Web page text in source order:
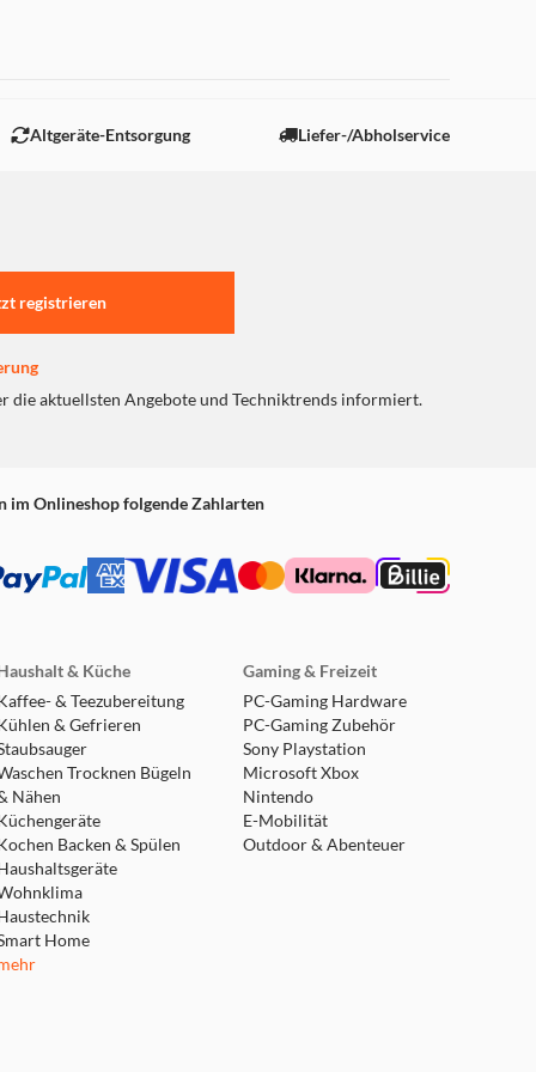
Bass und klare
Technologie AI
für unsere
Boost weitere
wir mühelos zwei
verbinden, um mehr
Nein? Ob du es
Zusätzlich zu unserem
Höhe von 1 m auf
Beeindrucke sie
1,5 Meter tiefes
zurücklegen – koste es
Altgeräte-Entsorgung Liefer-/Abholservice
registrieren
die aktuellsten Angebote und Techniktrends informiert.
im Onlineshop folgende Zahlarten
& Küche
& Teezubereitung
& Gefrieren
Trocknen Bügeln
Nähen
Backen & Spülen
Home
Gaming & Freizeit
PC-Gaming Hardware
PC-Gaming Zubehör
Sony Playstation
Microsoft Xbox
Nintendo
E-Mobilität
Outdoor & Abenteuer